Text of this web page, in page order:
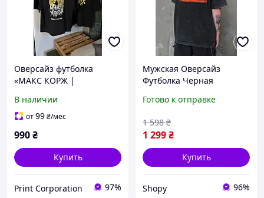
Оверсайз футболка
«МАКС КОРЖ |
Концертный streetwear
мерч
В наличии
от99₴/мес
990₴
Купить
Print Corporation 97%
Мужская Оверсайз
Футболка Черная
Streetwear Without Shopy
Футболка Чорна
Виварена З Принтом
Готово к отправке
1 299₴
1 598 ₴
Купить
Shopy 96%